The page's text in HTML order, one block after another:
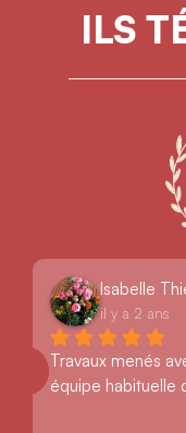
ILS
Isabelle
il y a 2 ans
Travaux menés
équipe habituelle